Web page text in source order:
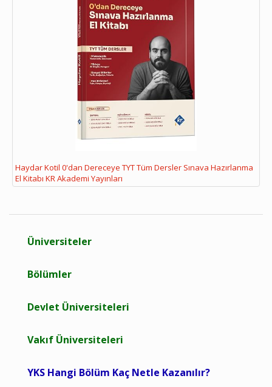
Haydar Kotil 0'dan Dereceye TYT Tüm Dersler Sınava Hazırlanma
El Kitabı KR Akademi Yayınları
Üniversiteler
Bölümler
Devlet Üniversiteleri
Vakıf Üniversiteleri
YKS Hangi Bölüm Kaç Netle Kazanılır?